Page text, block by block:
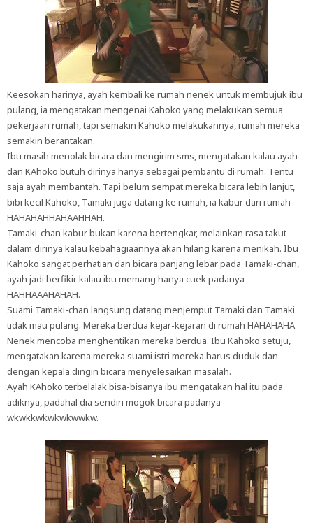
Keesokan harinya, ayah kembali ke rumah nenek untuk membujuk ibu
pulang, ia mengatakan mengenai Kahoko yang melakukan semua
pekerjaan rumah, tapi semakin Kahoko melakukannya, rumah mereka
semakin berantakan.
Ibu masih menolak bicara dan mengirim sms, mengatakan kalau ayah
dan KAhoko butuh dirinya hanya sebagai pembantu di rumah. Tentu
saja ayah membantah. Tapi belum sempat mereka bicara lebih lanjut,
bibi kecil Kahoko, Tamaki juga datang ke rumah, ia kabur dari rumah
HAHAHAHHAHAAHHAH.
Tamaki-chan kabur bukan karena bertengkar, melainkan rasa takut
dalam dirinya kalau kebahagiaannya akan hilang karena menikah. Ibu
Kahoko sangat perhatian dan bicara panjang lebar pada Tamaki-chan,
ayah jadi berfikir kalau ibu memang hanya cuek padanya
HAHHAAAHAHAH.
Suami Tamaki-chan langsung datang menjemput Tamaki dan Tamaki
tidak mau pulang. Mereka berdua kejar-kejaran di rumah HAHAHAHA
Nenek mencoba menghentikan mereka berdua. Ibu Kahoko setuju,
mengatakan karena mereka suami istri mereka harus duduk dan
dengan kepala dingin bicara menyelesaikan masalah.
Ayah KAhoko terbelalak bisa-bisanya ibu mengatakan hal itu pada
adiknya, padahal dia sendiri mogok bicara padanya
wkwkkwkwkwkwwkw.